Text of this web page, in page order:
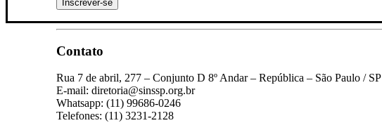
Contato
Rua 7 de abril, 277 – Conjunto D 8º Andar – República – São Paulo / SP
E-mail: diretoria@sinssp.org.br
Whatsapp: (11) 99686-0246
Telefones: (11) 3231-2128